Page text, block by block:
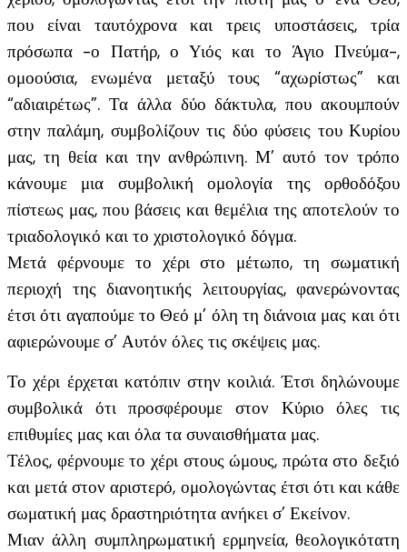
που είναι ταυτόχρονα και τρεις υποστάσεις, τρία
πρόσωπα -ο Πατήρ, ο Υιός και το Άγιο Πνεύμα-,
ομοούσια, ενωμένα μεταξύ τους “αχωρίστως” και
“αδιαιρέτως”. Τα άλλα δύο δάκτυλα, που ακουμπούν
στην παλάμη, συμβολίζουν τις δύο φύσεις του Κυρίου
μας, τη θεία και την ανθρώπινη. Μ’ αυτό τον τρόπο
κάνουμε μια συμβολική ομολογία της ορθοδόξου
πίστεως μας, που βάσεις και θεμέλια της αποτελούν το
τριαδολογικό και το χριστολογικό δόγμα.
Μετά φέρνουμε το χέρι στο μέτωπο, τη σωματική
περιοχή της διανοητικής λειτουργίας, φανερώνοντας
έτσι ότι αγαπούμε το Θεό μ’ όλη τη διάνοια μας και ότι
αφιερώνουμε σ’ Αυτόν όλες τις σκέψεις μας.
Το χέρι έρχεται κατόπιν στην κοιλιά. Έτσι δηλώνουμε
συμβολικά ότι προσφέρουμε στον Κύριο όλες τις
επιθυμίες μας και όλα τα συναισθήματα μας.
Τέλος, φέρνουμε το χέρι στους ώμους, πρώτα στο δεξιό
και μετά στον αριστερό, ομολογώντας έτσι ότι και κάθε
σωματική μας δραστηριότητα ανήκει σ’ Εκείνον.
Μιαν άλλη συμπληρωματική ερμηνεία, θεολογικότατη